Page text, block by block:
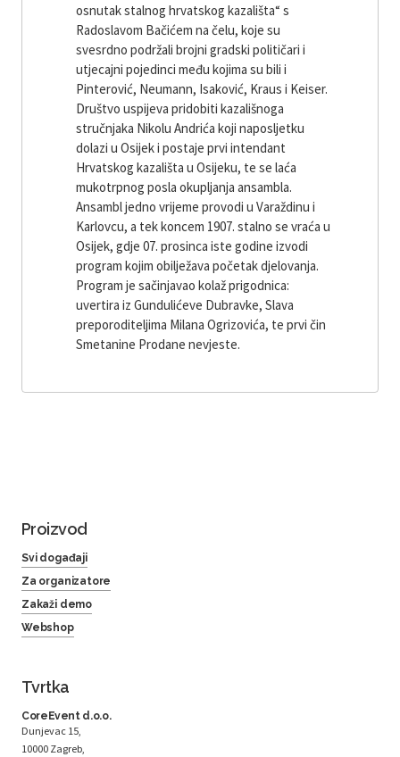
osnutak stalnog hrvatskog kazališta“ s
Radoslavom Bačićem na čelu, koje su
svesrdno podržali brojni gradski političari i
utjecajni pojedinci među kojima su bili i
Pinterović, Neumann, Isaković, Kraus i Keiser.
Društvo uspijeva pridobiti kazališnoga
stručnjaka Nikolu Andrića koji naposljetku
dolazi u Osijek i postaje prvi intendant
Hrvatskog kazališta u Osijeku, te se laća
mukotrpnog posla okupljanja ansambla.
Ansambl jedno vrijeme provodi u Varaždinu i
Karlovcu, a tek koncem 1907. stalno se vraća u
Osijek, gdje 07. prosinca iste godine izvodi
program kojim obilježava početak djelovanja.
Program je sačinjavao kolaž prigodnica:
uvertira iz Gundulićeve Dubravke, Slava
preporoditeljima Milana Ogrizovića, te prvi čin
Smetanine Prodane nevjeste.
Proizvod
Svi događaji
Za organizatore
Zakaži demo
Webshop
Tvrtka
CoreEvent d.o.o.
Dunjevac 15,
10000 Zagreb,